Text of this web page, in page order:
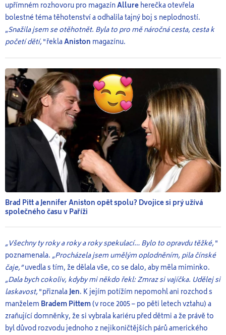
upřímném rozhovoru pro magazín Allure herečka otevřela
bolestné téma těhotenství a odhalila tajný boj s neplodností.
„Snažila jsem se otěhotnět. Byla to pro mě náročná cesta, cesta k
početí dětí,“řekla Aniston magazínu.
Brad Pitt a Jennifer Aniston opět spolu? Dvojice si prý užívá
společného času v Paříži
„Všechny ty roky a roky a roky spekulací… Bylo to opravdu těžké,“
poznamenala. „Procházela jsem umělým oplodněním, pila čínské
čaje,”uvedla s tím, že dělala vše, co se dalo, aby měla miminko.
„Dala bych cokoliv, kdyby mi někdo řekl: Zmraz si vajíčka. Udělej si
laskavost,“ přiznala Jen. K jejím potížím nepomohl ani rozchod s
manželem Bradem Pittem (v roce 2005 – po pěti letech vztahu) a
zraňující domněnky, že si vybrala kariéru před dětmi a že právě to
byl důvod rozvodu jednoho z nejikoničtějších párů amerického